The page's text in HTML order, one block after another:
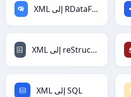
XML إلى RDataFrame
XML إلى reStructuredText
XML إلى SQL